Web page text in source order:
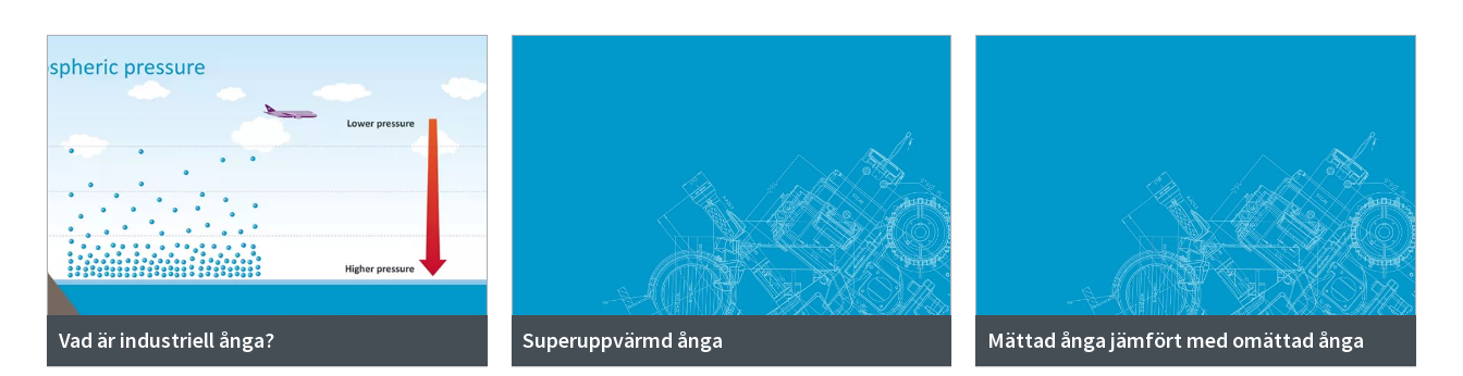
Vad är industriell ånga? Superuppvärmd ånga Mättad ånga jämfört med omättad ånga